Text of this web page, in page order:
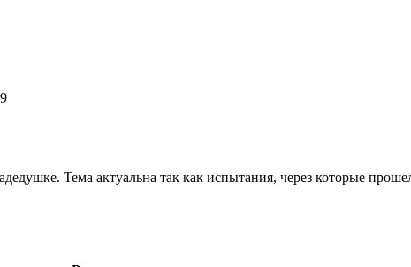
Тема актуальна так как испытания, через которые